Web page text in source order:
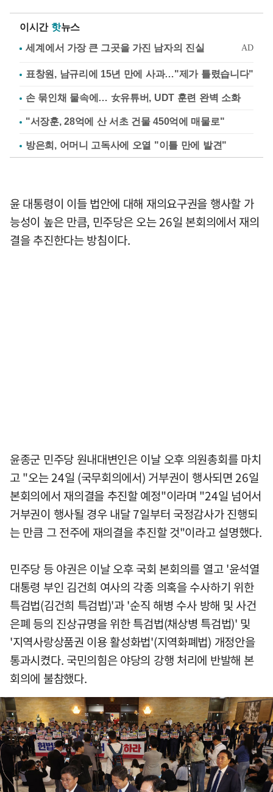
이시간 핫뉴스
표창원, 남규리에 15년 만에 사과…"제가 틀렸습니다"
손 묶인채 물속에… 女유튜버, UDT 훈련 완벽 소화
"서장훈, 28억에 산 서초 건물 450억에 매물로"
방은희, 어머니 고독사에 오열 "이틀 만에 발견"
윤 대통령이 이들 법안에 대해 재의요구권을 행사할 가
능성이 높은 만큼, 민주당은 오는 26일 본회의에서 재의
결을 추진한다는 방침이다.
윤종군 민주당 원내대변인은 이날 오후 의원총회를 마치
고 "오는 24일 (국무회의에서) 거부권이 행사되면 26일
본회의에서 재의결을 추진할 예정"이라며 "24일 넘어서
거부권이 행사될 경우 내달 7일부터 국정감사가 진행되
는 만큼 그 전주에 재의결을 추진할 것"이라고 설명했다.
민주당 등 야권은 이날 오후 국회 본회의를 열고 '윤석열
대통령 부인 김건희 여사의 각종 의혹을 수사하기 위한
특검법(김건희 특검법)'과 '순직 해병 수사 방해 및 사건
은폐 등의 진상규명을 위한 특검법(채상병 특검법)' 및
'지역사랑상품권 이용 활성화법'(지역화폐법) 개정안을
통과시켰다. 국민의힘은 야당의 강행 처리에 반발해 본
회의에 불참했다.